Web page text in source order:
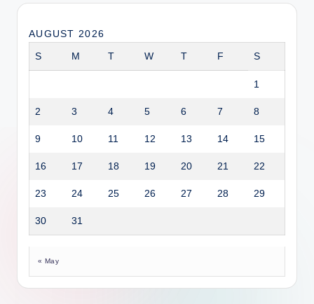
AUGUST 2026
S M T W T F S
1
2 3 4 5 6 7 8
9 10 11 12 13 14 15
16 17 18 19 20 21 22
23 24 25 26 27 28 29
30 31
« May